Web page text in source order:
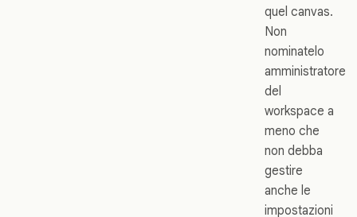
quel canvas.
Non
nominatelo
amministratore
del
workspace a
meno che
non debba
gestire
anche le
impostazioni